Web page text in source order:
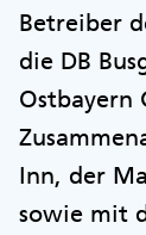
Betreiber
die DB
Ostbayern
Inn, der
sowie mit